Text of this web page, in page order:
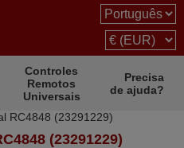
Controles
Remotos
Universais
Precisa
de ajuda?
RC4848 (23291229)
(23291229)